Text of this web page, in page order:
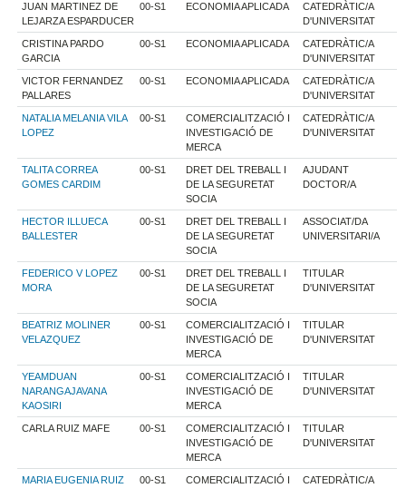
JUAN MARTINEZ DE
LEJARZA ESPARDUCER
00-S1 ECONOMIA APLICADA
CATEDRÀTIC/A
D'UNIVERSITAT
CRISTINA PARDO
GARCIA
00-S1 ECONOMIA APLICADA
CATEDRÀTIC/A
D'UNIVERSITAT
VICTOR FERNANDEZ
PALLARES
00-S1 ECONOMIA APLICADA
CATEDRÀTIC/A
D'UNIVERSITAT
NATALIA MELANIA VILA
LOPEZ
00-S1
COMERCIALITZACIÓ I
INVESTIGACIÓ DE
MERCA
CATEDRÀTIC/A
D'UNIVERSITAT
TALITA CORREA
GOMES CARDIM
00-S1
DRET DEL TREBALL I
DE LA SEGURETAT
SOCIA
AJUDANT
DOCTOR/A
HECTOR ILLUECA
BALLESTER
00-S1
DRET DEL TREBALL I
DE LA SEGURETAT
SOCIA
ASSOCIAT/DA
UNIVERSITARI/A
FEDERICO V LOPEZ
MORA
00-S1
DRET DEL TREBALL I
DE LA SEGURETAT
SOCIA
TITULAR
D'UNIVERSITAT
BEATRIZ MOLINER
VELAZQUEZ
00-S1
COMERCIALITZACIÓ I
INVESTIGACIÓ DE
MERCA
TITULAR
D'UNIVERSITAT
YEAMDUAN
NARANGAJAVANA
KAOSIRI
00-S1
COMERCIALITZACIÓ I
INVESTIGACIÓ DE
MERCA
TITULAR
D'UNIVERSITAT
CARLA RUIZ MAFE 00-S1
COMERCIALITZACIÓ I
INVESTIGACIÓ DE
MERCA
TITULAR
D'UNIVERSITAT
MARIA EUGENIA RUIZ
00-S1
COMERCIALITZACIÓ I
CATEDRÀTIC/A